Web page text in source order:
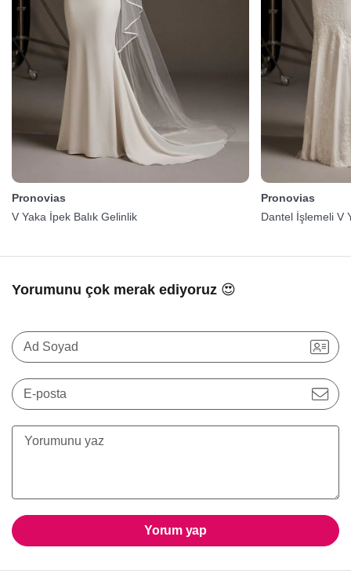
Pronovias
V Yaka İpek Balık Gelinlik
Pronovias
Dantel İşlemeli V
Yorumunu çok merak ediyoruz 😍
Ad Soyad
E-posta
Yorum yap